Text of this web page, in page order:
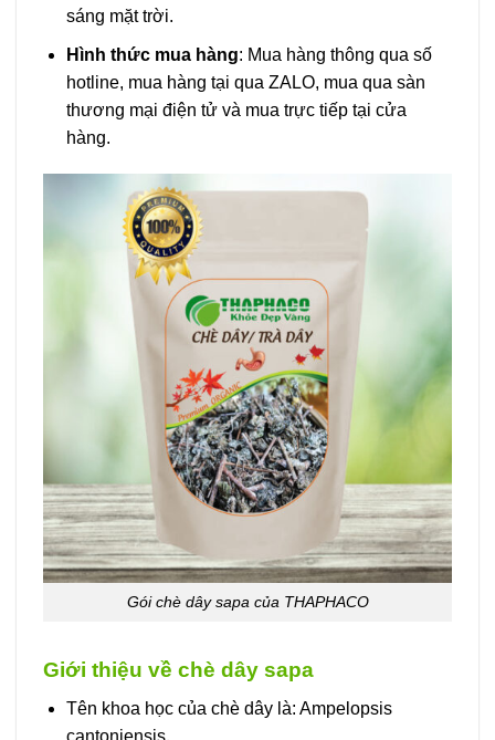
sáng mặt trời.
Hình thức mua hàng: Mua hàng thông qua số
hotline, mua hàng tại qua ZALO, mua qua sàn
thương mại điện tử và mua trực tiếp tại cửa
hàng.
Gói chè dây sapa của THAPHACO
Giới thiệu về chè dây sapa
Tên khoa học của chè dây là: Ampelopsis
cantoniensis.